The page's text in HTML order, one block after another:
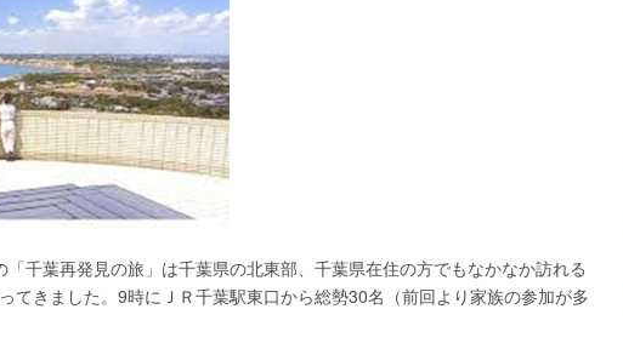
千葉再発見の旅」は千葉県の北東部、千葉県在住の方でもなかなか訪れる
てきました。9時にＪＲ千葉駅東口から総勢30名（前回より家族の参加が多